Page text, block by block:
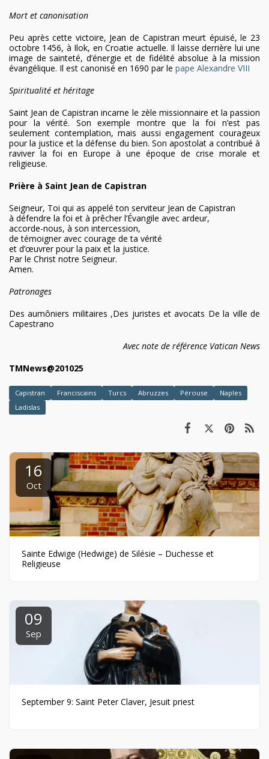
Mort et canonisation
Peu après cette victoire, Jean de Capistran meurt épuisé, le 23
octobre 1456, à Ilok, en Croatie actuelle. Il laisse derrière lui une
image de sainteté, d’énergie et de fidélité absolue à la mission
évangélique. Il est canonisé en 1690 par le pape Alexandre VIII
Spiritualité et héritage
Saint Jean de Capistran incarne le zèle missionnaire et la passion
pour la vérité. Son exemple montre que la foi n’est pas
seulement contemplation, mais aussi engagement courageux
pour la justice et la défense du bien. Son apostolat a contribué à
raviver la foi en Europe à une époque de crise morale et
religieuse.
Prière à Saint Jean de Capistran
Seigneur, Toi qui as appelé ton serviteur Jean de Capistran
à défendre la foi et à prêcher l’Évangile avec ardeur,
accorde-nous, à son intercession,
de témoigner avec courage de ta vérité
et d’œuvrer pour la paix et la justice.
Par le Christ notre Seigneur.
Amen.
Patronages
Des aumôniers militaires ,Des juristes et avocats De la ville de
Capestrano
Avec note de référence Vatican News
TMNews@201025
Capistran Franciscains Turcs Abruzzes Pérouse
Naples
Ladislas
16
Oct
Sainte Edwige (Hedwige) de Silésie – Duchesse et
Religieuse
09
Sep
September 9: Saint Peter Claver, Jesuit priest